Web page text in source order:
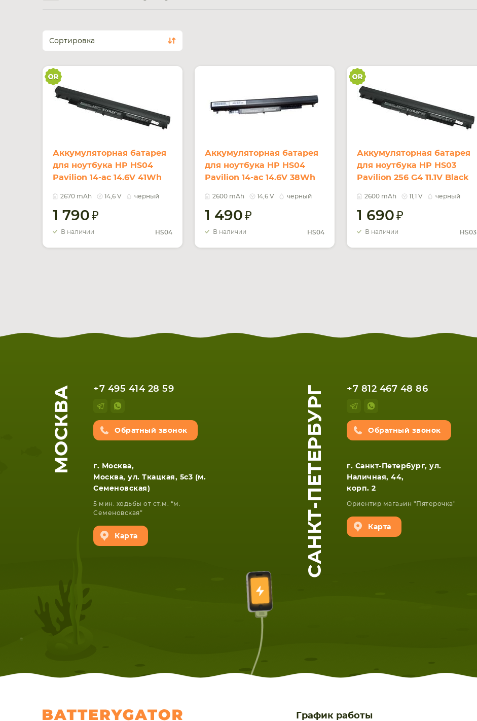
Сортировка
Аккумуляторная батарея
для ноутбука HP HS04
Pavilion 14-ac 14.6V 41Wh
2670 mAh 14,6 V черный
1 790
В наличии HS04
Аккумуляторная батарея
для ноутбука HP HS04
Pavilion 14-ac 14.6V 38Wh
2600 mAh 14,6 V черный
1 490
В наличии HS04
Аккумуляторная батарея
для ноутбука HP HS03
Pavilion 256 G4 11.1V Black
2600 mAh 11,1 V черный
1 690
В наличии HS03
МОСКВА +7 495 414 28 59
Обратный звонок
г. Москва,
Москва, ул. Ткацкая, 5с3 (м.
Семеновская)
5 мин. ходьбы от ст.м. “м.
Семеновская”
Карта САНКТ-ПЕТЕРБУРГ +7 812 467 48 86
Обратный звонок
г. Санкт-Петербург, ул.
Наличная, 44,
корп. 2
Ориентир магазин "Пятерочка"
Карта
График работы